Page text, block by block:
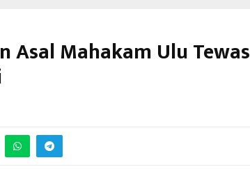
Asal Mahakam Ulu Tewas